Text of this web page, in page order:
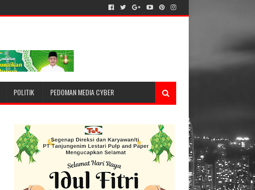
POLITIK PEDOMAN MEDIA CYBER